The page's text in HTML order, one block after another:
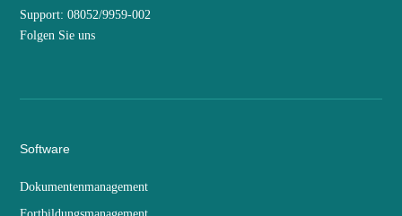
Support: 08052/9959-002
Folgen Sie uns
Software
Dokumentenmanagement